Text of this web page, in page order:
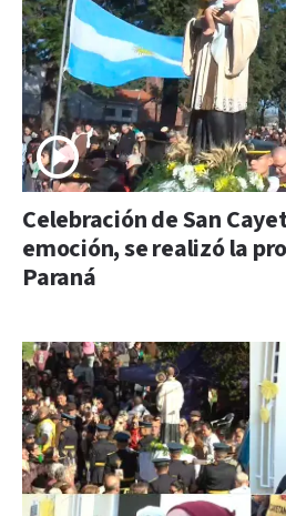
Celebración de San
emoción, se realizó la
Paraná